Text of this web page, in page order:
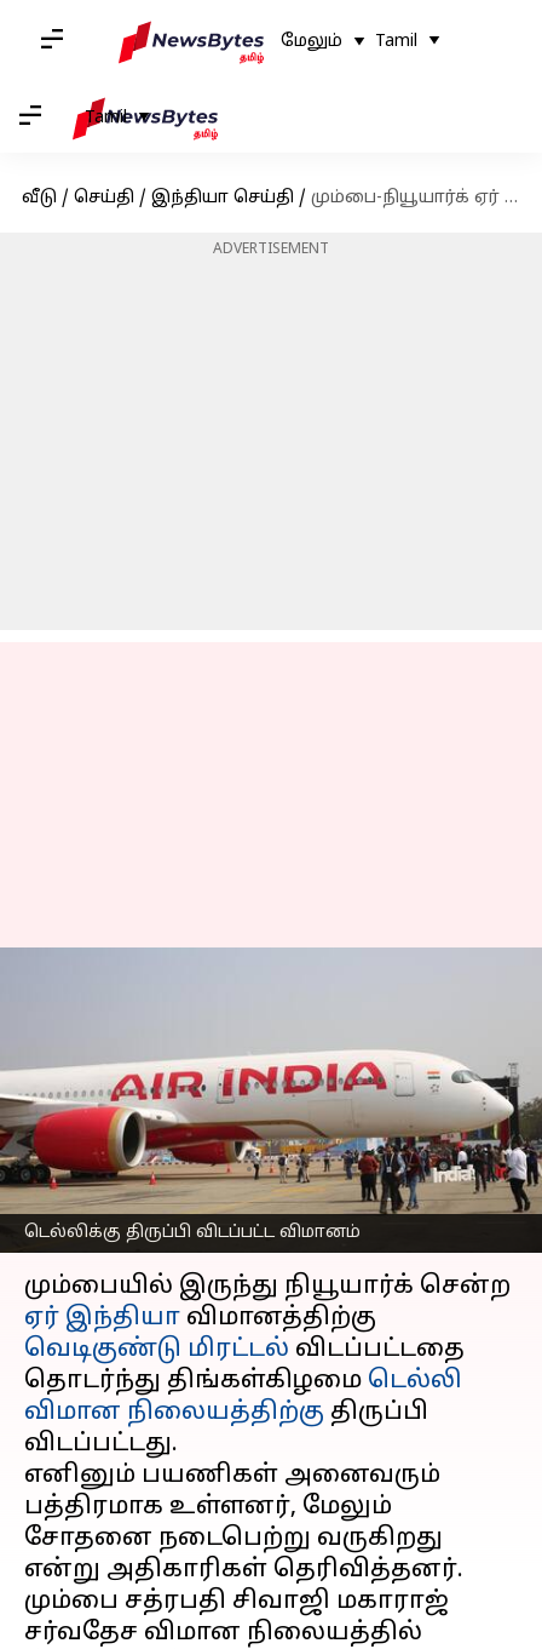
மேலும் Tamil
Tamil
வீடு / செய்தி / இந்தியா செய்தி / மும்பை-நியூயார்க் ஏர் இந்தியா விமானத்திற்கு வெடிகுண்டு மிரட்டல்; டெல்லிக்கு திருப்பி விடப்பட்ட விமானம்
ADVERTISEMENT
டெல்லிக்கு திருப்பி விடப்பட்ட விமானம்
வெடிகுண்டு மிரட்டல்;
டெல்லிக்கு திருப்பி
விடப்பட்ட விமானம்
எழுதியவர் Venkatalakshmi V Oct 14, 2024 10:16 am
செய்தி முன்னோட்டம்
மும்பையில் இருந்து நியூயார்க் சென்ற
ஏர் இந்தியா விமானத்திற்கு
வெடிகுண்டு மிரட்டல் விடப்பட்டதை
தொடர்ந்து திங்கள்கிழமை டெல்லி
விமான நிலையத்திற்கு திருப்பி
விடப்பட்டது.
எனினும் பயணிகள் அனைவரும்
பத்திரமாக உள்ளனர், மேலும்
சோதனை நடைபெற்று வருகிறது
என்று அதிகாரிகள் தெரிவித்தனர்.
மும்பை சத்ரபதி சிவாஜி மகாராஜ்
சர்வதேச விமான நிலையத்தில்